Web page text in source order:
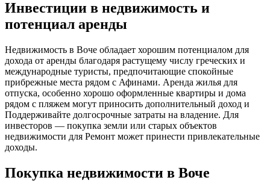
Инвестиции в недвижимость и
потенциал аренды
Недвижимость в Воче обладает хорошим потенциалом для
дохода от аренды благодаря растущему числу греческих и
международные туристы, предпочитающие спокойные
прибрежные места рядом с Афинами. Аренда жилья для
отпуска, особенно хорошо оформленные квартиры и дома
рядом с пляжем могут приносить дополнительный доход и
Поддерживайте долгосрочные затраты на владение. Для
инвесторов — покупка земли или старых объектов
недвижимости для Ремонт может принести привлекательные
доходы.
Покупка недвижимости в Воче